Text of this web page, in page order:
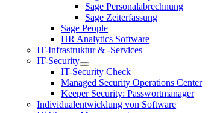
Sage Personalabrechnung
Sage Zeiterfassung
Sage People
HR Analytics Software
IT-Infrastruktur & -Services
IT-Security
IT-Security Check
Managed Security Operations Center
Keeper Security: Passwortmanager
Individualentwicklung von Software